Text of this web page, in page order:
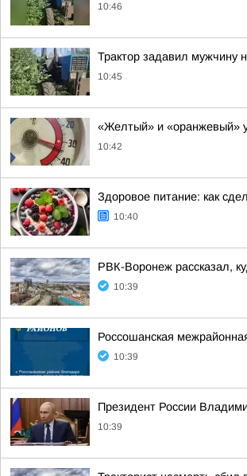
10:46
Трактор задавил мужчину
10:45
«Желтый» и «оранжевый»
10:42
Здоровое питание: как
10:40
РВК-Воронеж рассказал,
10:39
Россошанская
10:39
Президент России
10:39